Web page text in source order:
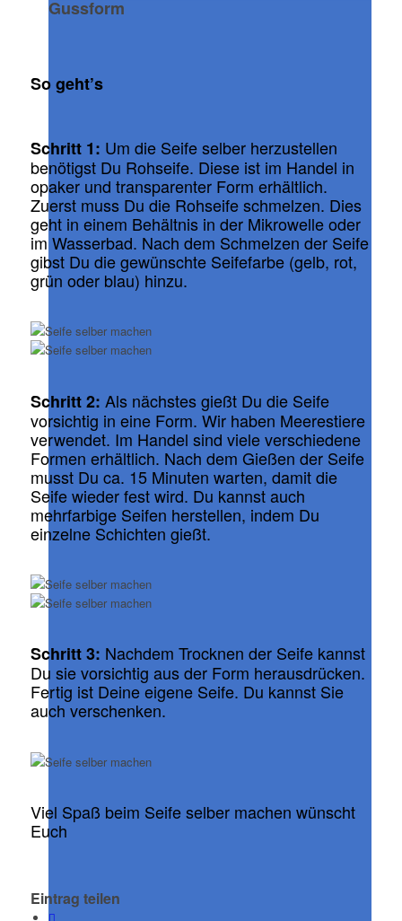
Gussform
So geht’s
Schritt 1: Um die Seife selber herzustellen
benötigst Du Rohseife. Diese ist im Handel in
opaker und transparenter Form erhältlich.
Zuerst muss Du die Rohseife schmelzen. Dies
geht in einem Behältnis in der Mikrowelle oder
im Wasserbad. Nach dem Schmelzen der Seife
gibst Du die gewünschte Seifefarbe (gelb, rot,
grün oder blau) hinzu.
Schritt 2: Als nächstes gießt Du die Seife
vorsichtig in eine Form. Wir haben Meerestiere
verwendet. Im Handel sind viele verschiedene
Formen erhältlich. Nach dem Gießen der Seife
musst Du ca. 15 Minuten warten, damit die
Seife wieder fest wird. Du kannst auch
mehrfarbige Seifen herstellen, indem Du
einzelne Schichten gießt.
Schritt 3: Nachdem Trocknen der Seife kannst
Du sie vorsichtig aus der Form herausdrücken.
Fertig ist Deine eigene Seife. Du kannst Sie
auch verschenken.
Viel Spaß beim Seife selber machen wünscht
Euch
Eintrag teilen